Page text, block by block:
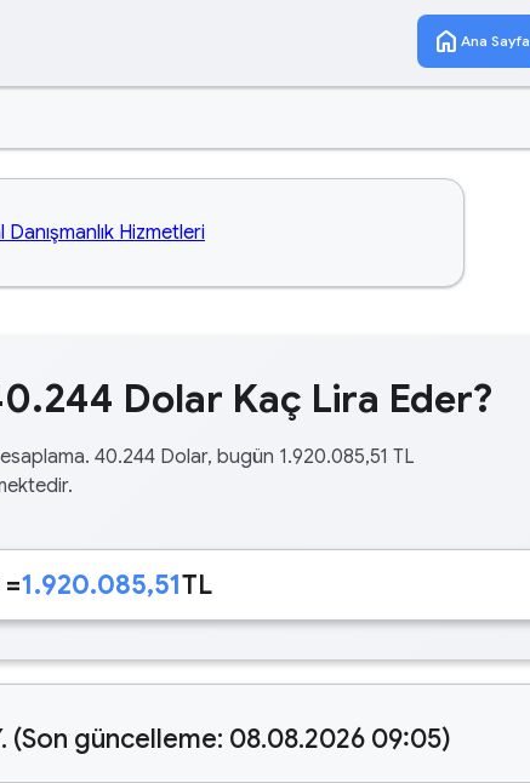
home Ana Sayfa
Dolar Kaç Lira Eder?
40.244 Dolar, bugün 1.920.085,51 TL
1.920.085,51TL
(Son güncelleme: 08.08.2026 09:05)